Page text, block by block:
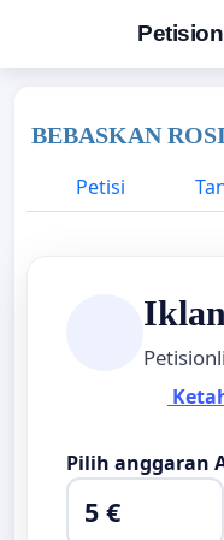
BEBASKAN
Petisi
Pilih anggaran
5 €